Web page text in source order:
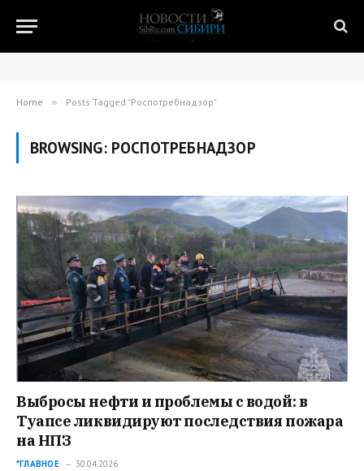
Home » Posts Tagged "Роспотребнадзор"
BROWSING: РОСПОТРЕБНАДЗОР
Выбросы нефти и проблемы с водой: в
Туапсе ликвидируют последствия пожара
на НПЗ
*ГЛАВНОЕ 30.04.2026